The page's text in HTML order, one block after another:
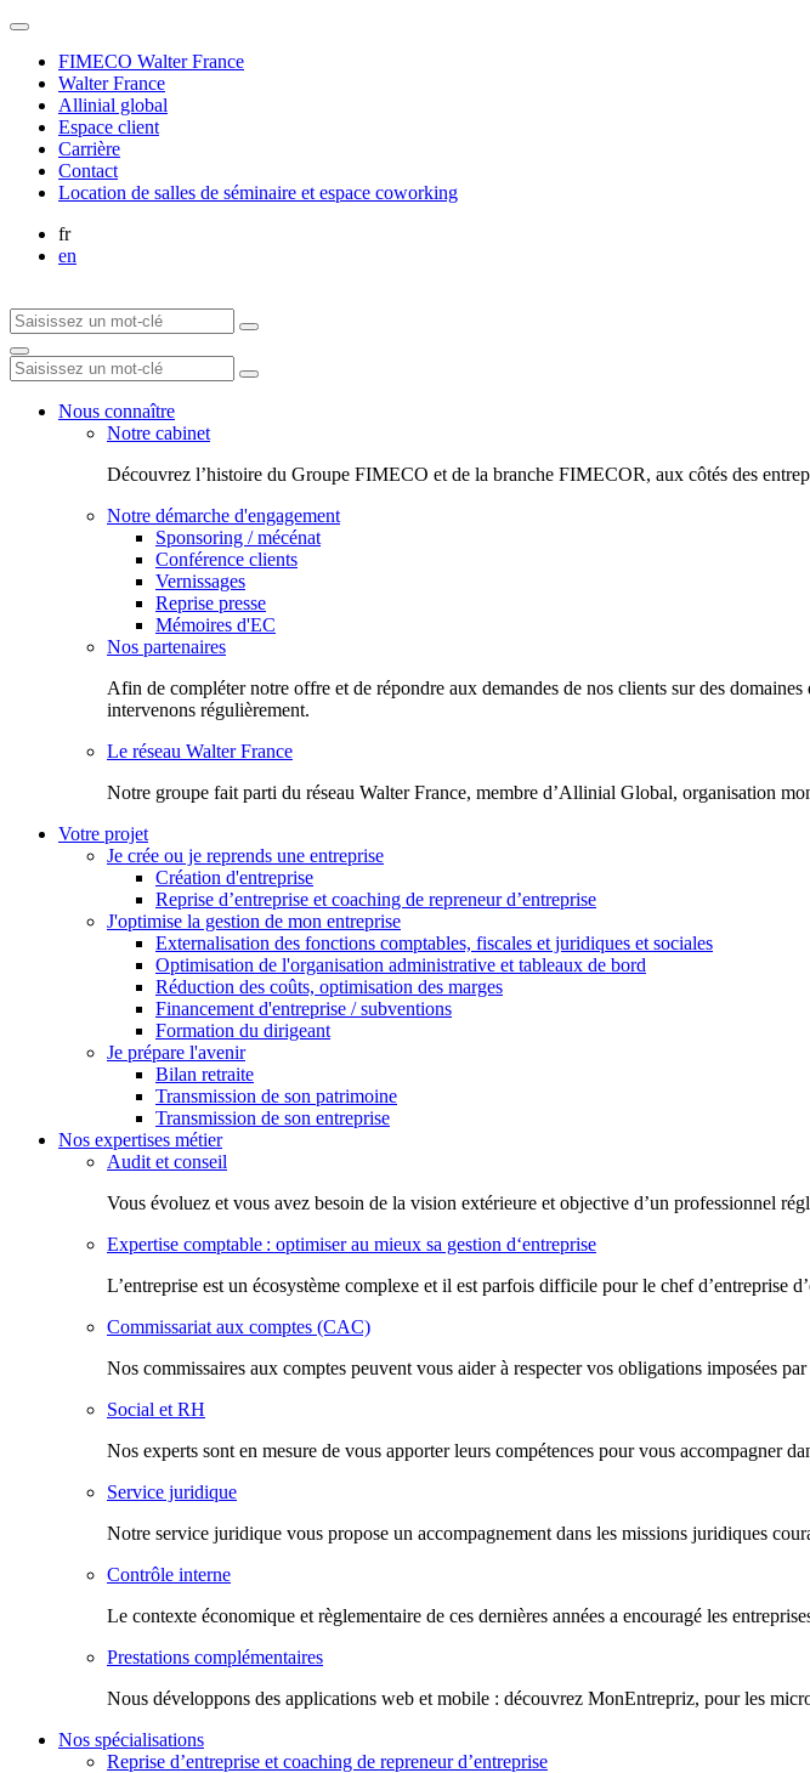
FIMECO Walter France
Walter France
Allinial global
Espace client
Carrière
Contact
Location de salles de séminaire et espace coworking
fr
en
Nous connaître
Notre cabinet
Découvrez l’histoire du Groupe FIMECO et de la branche FIMECOR, aux côtés des
Notre démarche d'engagement
Sponsoring / mécénat
Conférence clients
Vernissages
Reprise presse
Mémoires d'EC
Nos partenaires
Afin de compléter notre offre et de répondre aux demandes de nos clients sur des
intervenons régulièrement.
Le réseau Walter France
Notr​e groupe fait parti du réseau Walter France, membre d’Allinial Global, organisation
Votre projet
Je crée ou je reprends une entreprise
Création d'entreprise
Reprise d’entreprise et coaching de repreneur d’entreprise
J'optimise la gestion de mon entreprise
Externalisation des fonctions comptables, fiscales et juridiques et sociales
Optimisation de l'organisation administrative et tableaux de bord
Réduction des coûts, optimisation des marges
Financement d'entreprise / subventions
Formation du dirigeant
Je prépare l'avenir
Bilan retraite
Transmission de son patrimoine
Transmission de son entreprise
Nos expertises métier
Audit et conseil
Vous évoluez et vous avez besoin de la vision extérieure et objective d’un professionnel
Expertise comptable : optimiser au mieux sa gestion d‘entreprise
L’entreprise est un écosystème complexe et il est parfois difficile pour le chef d’entreprise
Commissariat aux comptes (CAC)
Nos commissaires aux comptes peuvent vous aider à respecter vos obligations imposées
Social et RH
Nos experts sont en mesure de vous apporter leurs compétences pour vous accompagner
Service juridique
Notre service juridique vous propose un accompagnement dans les missions juridiques
Contrôle interne
Le contexte économique et règlementaire de ces dernières années a encouragé les
Prestations complémentaires
Nous développons des applications web et mobile : découvrez MonEntrepriz, pour les
Nos spécialisations
Reprise d’entreprise et coaching de repreneur d’entreprise